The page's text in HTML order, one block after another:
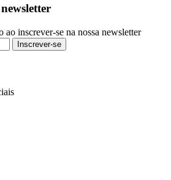
inscrever-se na nossa newsletter
Inscrever-se